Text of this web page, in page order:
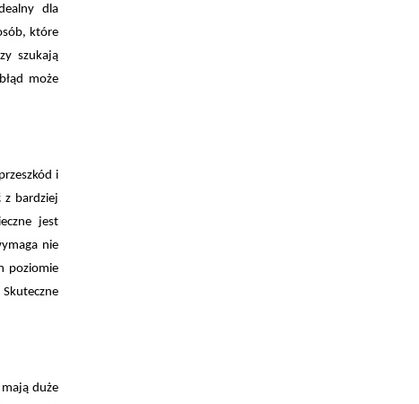
dla
które
szukają
może
i
z bardziej
jest
nie
poziomie
duże